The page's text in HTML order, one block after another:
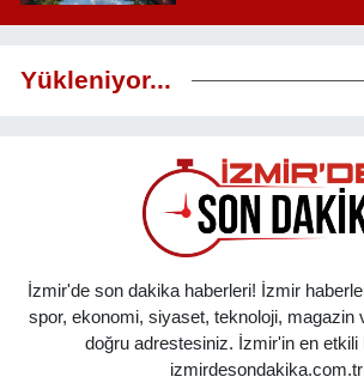
Yükleniyor...
İzmir'de son dakika haberleri! İzmir
spor, ekonomi, siyaset, teknoloji, magazin
doğru adrestesiniz. İzmir'in en etkili